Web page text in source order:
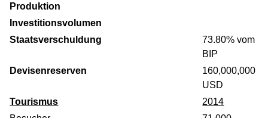
Produktion
Investitionsvolumen
Staatsverschuldung
73.80% vom
BIP
Devisenreserven
160,000,000
USD
Tourismus
2014